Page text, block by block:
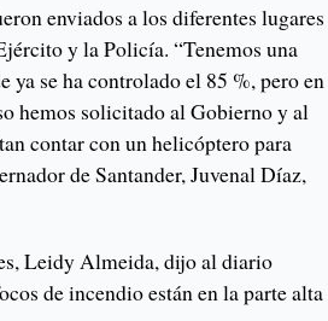
enviados a los diferentes lugares
y la Policía. “Tenemos una
ya se ha controlado el 85 %, pero en
hemos solicitado al Gobierno y al
contar con un helicóptero para
de Santander, Juvenal Díaz,
Leidy Almeida, dijo al diario
de incendio están en la parte alta